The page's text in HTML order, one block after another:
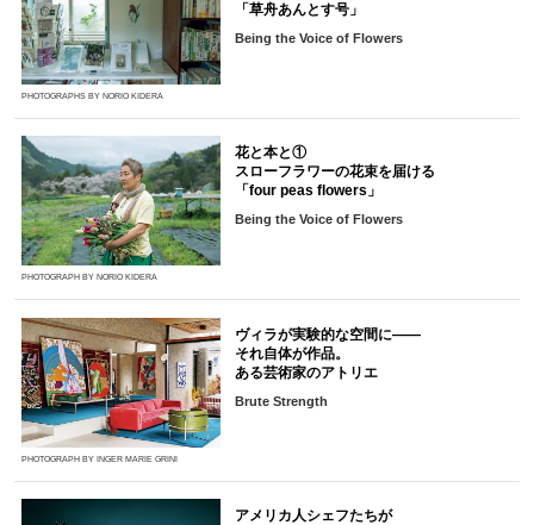
PHOTOGRAPHS BY NORIO KIDERA
「草舟あんとす号」
Being the Voice of Flowers
PHOTOGRAPH BY NORIO KIDERA
花と本と①
スローフラワーの花束を届ける
「four peas flowers」
Being the Voice of Flowers
PHOTOGRAPH BY INGER MARIE GRINI
ヴィラが実験的な空間に――
それ自体が作品。
ある芸術家のアトリエ
Brute Strength
アメリカ人シェフたちが